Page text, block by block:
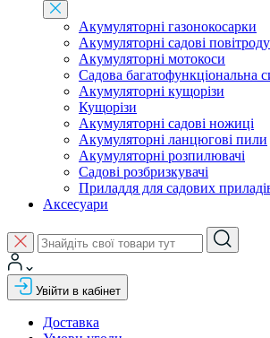
Акумуляторні газонокосарки
Акумуляторні садові
Акумуляторні мотокоси
Садова багатофункціональна
Акумуляторні кущорізи
Кущорізи
Акумуляторні садові ножиці
Акумуляторні ланцюгові пили
Акумуляторні розпилювачі
Садові розбризкувачі
Приладдя для садових
Аксесуари
Увійти в кабінет
Доставка